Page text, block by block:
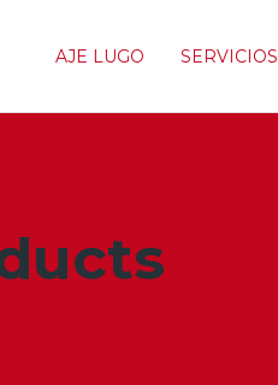
AJE LUGO SERVICIOS